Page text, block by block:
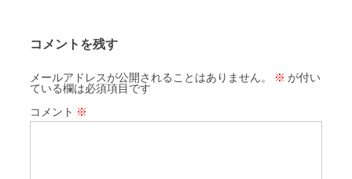
コメントを残す
メールアドレスが公開されることはありません。 ※ が付い
ている欄は必須項目です
コメント ※